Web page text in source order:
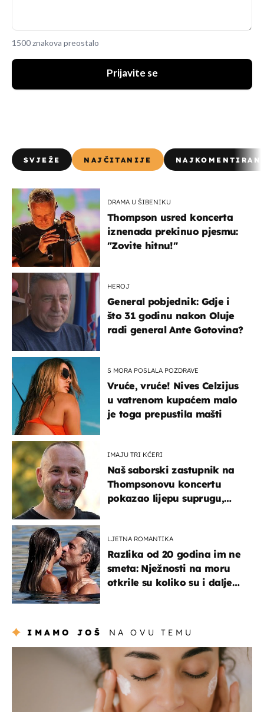
1500 znakova preostalo
Prijavite se
SVJEŽE NAJČITANIJE
DRAMA U ŠIBENIKU
Thompson usred koncerta
iznenada prekinuo pjesmu:
"Zovite hitnu!"
HEROJ
General pobjednik: Gdje i
što 31 godinu nakon Oluje
radi general Ante Gotovina?
S MORA POSLALA POZDRAVE
Vruće, vruće! Nives Celzijus
u vatrenom kupaćem malo
je toga prepustila mašti
IMAJU TRI KĆERI
Naš saborski zastupnik na
Thompsonovu koncertu
pokazao lijepu suprugu,
LJETNA ROMANTIKA
Razlika od 20 godina im ne
smeta: Nježnosti na moru
otkrile su koliko su i dalje
IMAMO JOŠ NA OVU TEMU
moda & ljepota